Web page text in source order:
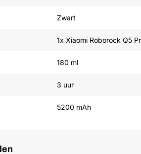
Zwart
1x Xiaomi Roborock Q5
180 ml
3 uur
5200 mAh